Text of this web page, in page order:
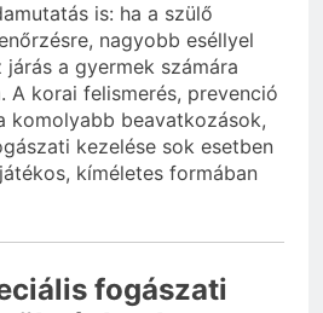
is: ha a szülő
nagyobb eséllyel
a gyermek számára
A korai felismerés, prevenció
komolyabb beavatkozások,
kezelése sok esetben
kíméletes formában
fogászati